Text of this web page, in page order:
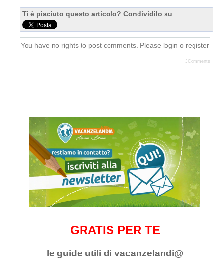
Ti è piaciuto questo articolo? Condividilo su
You have no rights to post comments. Please login o register
JComments
GRATIS PER TE
le guide utili di vacanzelandi@